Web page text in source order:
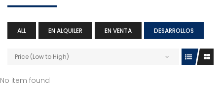
ALL EN ALQUILER EN VENTA DESARROLLOS
Price (Low to High)
No item found